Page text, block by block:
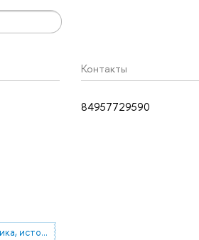
Контакты
84957729590
Общая педагогика, история педагогики и образования